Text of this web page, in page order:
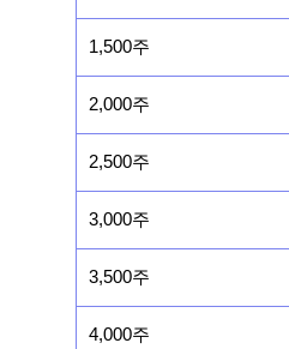
1,500주
2,000주
2,500주
3,000주
3,500주
4,000주